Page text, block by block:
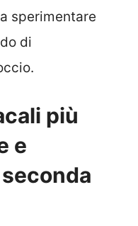
sperimentare
di
più
e